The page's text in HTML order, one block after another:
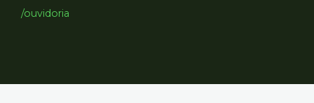
/ouvidoria